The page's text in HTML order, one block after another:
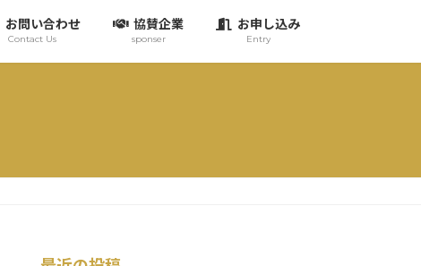
お問い合わせ
Contact Us
協賛企業
sponser
お申し込み
Entry